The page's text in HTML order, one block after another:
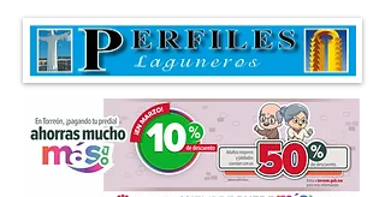
Informan sobre los